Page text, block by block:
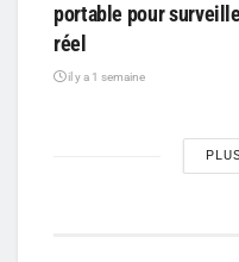
portable pour
réel
il y a 1 semaine